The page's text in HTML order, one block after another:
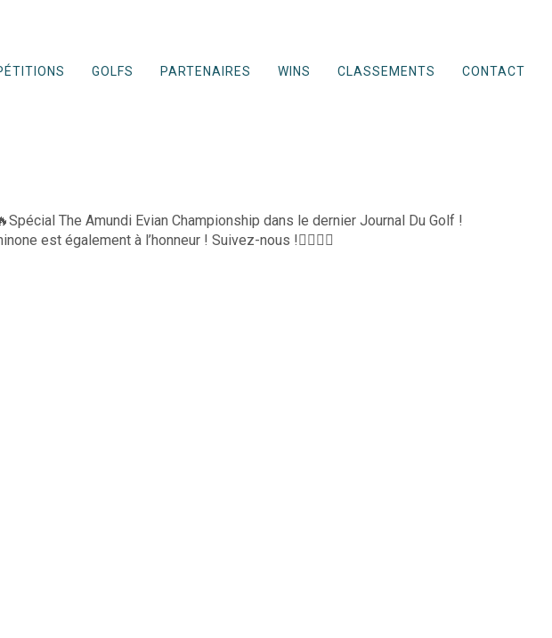
GOLFS PARTENAIRES WINS CLASSEMENTS CONTACT
The Amundi Evian Championship dans le dernier Journal Du Golf !
est également à l’honneur ! Suivez-nous !👍🏻🏌️‍♂️